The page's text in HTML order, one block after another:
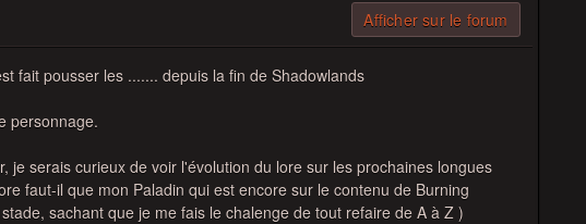
Afficher sur le forum
fait pousser les ....... depuis la fin de Shadowlands
personnage.
je serais curieux de voir l'évolution du lore sur les prochaines longues
faut-il que mon Paladin qui est encore sur le contenu de Burning
sachant que je me fais le chalenge de tout refaire de A à Z )